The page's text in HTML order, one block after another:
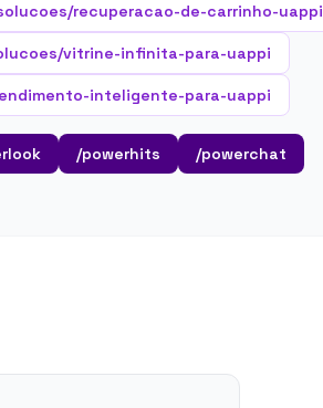
recuperacao-de-carrinho-uappi
vitrine-infinita-para-uappi
inteligente-para-uappi
/powerhits /powerchat